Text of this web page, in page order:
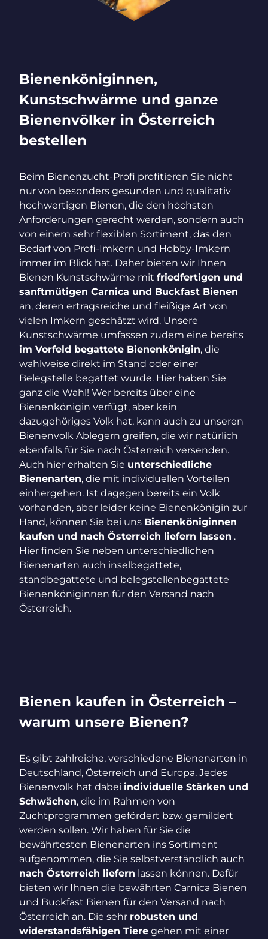
Bienenköniginnen,
Kunstschwärme und ganze
Bienenvölker in Österreich
bestellen
Beim Bienenzucht-Profi profitieren Sie nicht
nur von besonders gesunden und qualitativ
hochwertigen Bienen, die den höchsten
Anforderungen gerecht werden, sondern auch
von einem sehr flexiblen Sortiment, das den
Bedarf von Profi-Imkern und Hobby-Imkern
immer im Blick hat. Daher bieten wir Ihnen
Bienen Kunstschwärme mit friedfertigen und
sanftmütigen Carnica und Buckfast Bienen
an, deren ertragsreiche und fleißige Art von
vielen Imkern geschätzt wird. Unsere
Kunstschwärme umfassen zudem eine bereits
im Vorfeld begattete Bienenkönigin, die
wahlweise direkt im Stand oder einer
Belegstelle begattet wurde. Hier haben Sie
ganz die Wahl! Wer bereits über eine
Bienenkönigin verfügt, aber kein
dazugehöriges Volk hat, kann auch zu unseren
Bienenvolk Ablegern greifen, die wir natürlich
ebenfalls für Sie nach Österreich versenden.
Auch hier erhalten Sie unterschiedliche
Bienenarten, die mit individuellen Vorteilen
einhergehen. Ist dagegen bereits ein Volk
vorhanden, aber leider keine Bienenkönigin zur
Hand, können Sie bei uns Bienenköniginnen
kaufen und nach Österreich liefern lassen .
Hier finden Sie neben unterschiedlichen
Bienenarten auch inselbegattete,
standbegattete und belegstellenbegattete
Bienenköniginnen für den Versand nach
Österreich.
Bienen kaufen in Österreich –
warum unsere Bienen?
Es gibt zahlreiche, verschiedene Bienenarten in
Deutschland, Österreich und Europa. Jedes
Bienenvolk hat dabei individuelle Stärken und
Schwächen, die im Rahmen von
Zuchtprogrammen gefördert bzw. gemildert
werden sollen. Wir haben für Sie die
bewährtesten Bienenarten ins Sortiment
aufgenommen, die Sie selbstverständlich auch
nach Österreich liefern lassen können. Dafür
bieten wir Ihnen die bewährten Carnica Bienen
und Buckfast Bienen für den Versand nach
Österreich an. Die sehr robusten und
widerstandsfähigen Tiere gehen mit einer